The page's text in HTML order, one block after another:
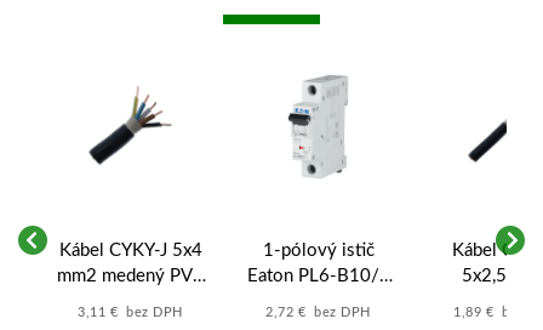
Kábel CYKY-J 5x4
mm2 medený PVC
čierny - 5-žilový
3,11 € bez DPH
1-pólový istič
Eaton PL6-B10/1
10A B 6kA
2,72 € bez DPH
Kábel
5x2,5
medený
1,89 € bez